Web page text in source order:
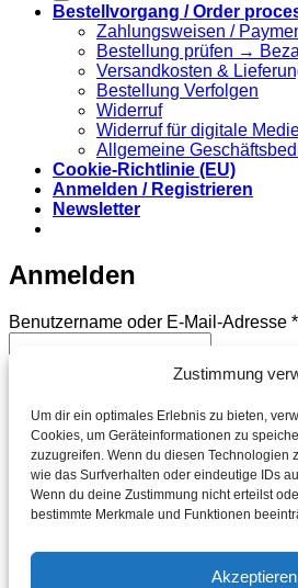
Zustimmung
Um dir ein optimales Erlebnis zu bieten,
Cookies, um Geräteinformationen zu
zuzugreifen. Wenn du diesen Technologien
wie das Surfverhalten oder eindeutige IDs
Wenn du deine Zustimmung nicht erteilst
bestimmte Merkmale und Funktionen
Akzeptieren
Bestellvorgang / Order
Zahlungsweisen /
Bestellung prüfen →
Versandkosten &
Bestellung Verfolgen
Widerruf
Widerruf für digitale
Allgemeine
Cookie-Richtlinie (EU)
Anmelden / Registrieren
Newsletter
Anmelden
Benutzername oder E-Mail-Adresse *
Erforderlich
Angemeldet bleiben Anmelden
Passwort vergessen?
Registrieren
E-Mail-Adresse Erforderlich